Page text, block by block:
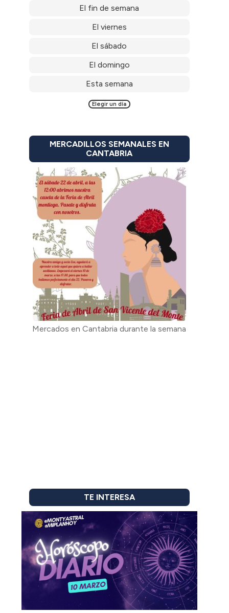
El fin de semana
El viernes
El sábado
El domingo
Esta semana
Elegir un día
MERCADILLOS SEMANALES EN
CANTABRIA
Mercados en Cantabria durante la semana
TE INTERESA